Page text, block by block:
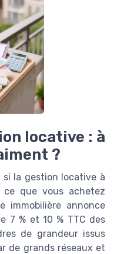
locative : à
?
si la gestion locative à
que vous achetez
immobilière annonce
7 % et 10 % TTC des
de grandeur issus
de grands réseaux et